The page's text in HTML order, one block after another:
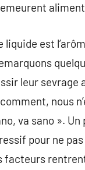
est
leur sevrage
nous
va sano ».
pour ne